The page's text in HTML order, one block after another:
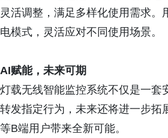
灵活调整，满足多样化使用需求
电模式，灵活应对不同使用场景。
AI赋能，未来可期
灯载无线智能监控系统不仅是一套
转发指定行为，未来还将进一步拓
等B端用户带来全新可能。